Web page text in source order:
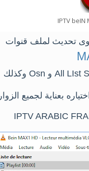
IPTV
بعناية لجميع الزوار
IPTV ARABIC